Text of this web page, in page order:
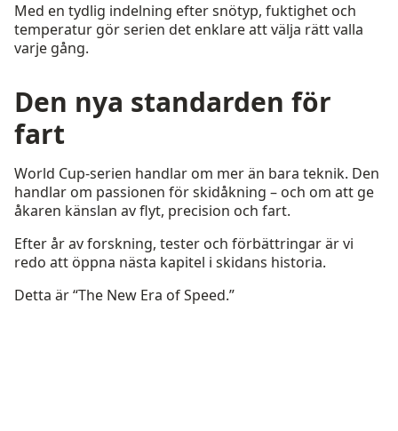
Med en tydlig indelning efter snötyp, fuktighet och
temperatur gör serien det enklare att välja rätt valla
varje gång.
Den nya standarden för
fart
World Cup-serien handlar om mer än bara teknik. Den
handlar om passionen för skidåkning – och om att ge
åkaren känslan av flyt, precision och fart.
Efter år av forskning, tester och förbättringar är vi
redo att öppna nästa kapitel i skidans historia.
Detta är “The New Era of Speed.”